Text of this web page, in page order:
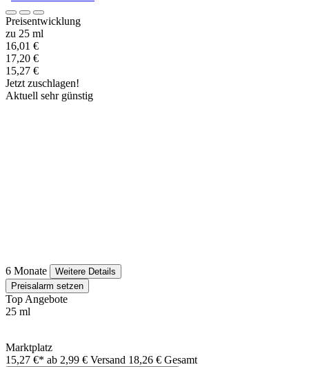
Preisentwicklung
zu 25 ml
16,01 €
17,20 €
15,27 €
Jetzt zuschlagen!
Aktuell sehr günstig
6 Monate
Weitere Details
Preisalarm setzen
Top Angebote
25 ml
Marktplatz
15,27 €* ab 2,99 € Versand 18,26 € Gesamt